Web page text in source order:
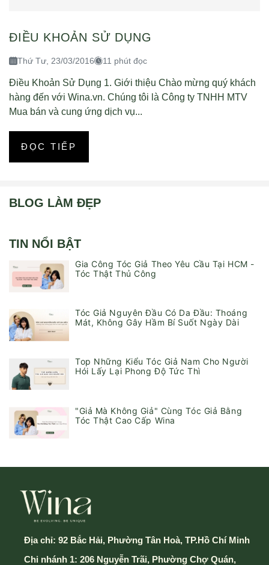
ĐIỀU KHOẢN SỬ DỤNG
Thứ Tư, 23/03/2016 11 phút đọc
Điều Khoản Sử Dụng 1. Giới thiệu Chào mừng quý khách
hàng đến với Wina.vn. Chúng tôi là Công ty TNHH MTV
Mua bán và cung ứng dịch vụ...
ĐỌC TIẾP
BLOG LÀM ĐẸP
TIN NỔI BẬT
Gia Công Tóc Giả Theo Yêu Cầu Tại HCM -
Tóc Thật Thủ Công
Tóc Giả Nguyên Đầu Có Da Đầu: Thoáng
Mát, Không Gây Hầm Bí Suốt Ngày Dài
Top Những Kiểu Tóc Giả Nam Cho Người
Hói Lấy Lại Phong Độ Tức Thì
"Giả Mà Không Giả" Cùng Tóc Giả Bằng
Tóc Thật Cao Cấp Wina
Địa chỉ: 92 Bắc Hải, Phường Tân Hoà, TP.Hồ Chí Minh
Chi nhánh 1: 206 Nguyễn Trãi, Phường Chợ Quán,